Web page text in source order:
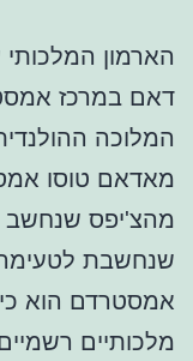
הארמון
דאם במרכז
המלוכה
מאדאם טוסו
מהצ'יפס שנחשב
שנחשבת
אמסטרדם הוא
מלכותיים